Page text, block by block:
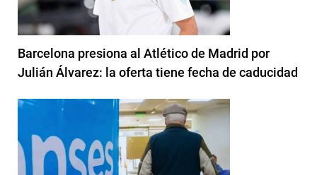
Barcelona presiona al Atlético de Madrid por
Julián Álvarez: la oferta tiene fecha de caducidad